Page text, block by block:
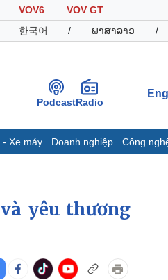
VOV6
VOV GT
한국어 / ພາສາລາວ /
PodcastRadio
- Xe máy Doanh nghiệp Công
Khởi nghiệp
yêu thương